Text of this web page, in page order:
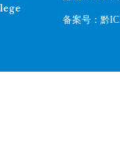
备案号：黔